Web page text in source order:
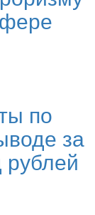
по
за